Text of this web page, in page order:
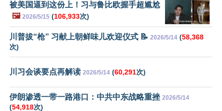
被美国逼到这份上！习与鲁比欧握手超尴尬
🖼️ 2026/5/15 (106,933次)
川普拔“枪” 习献上朝鲜味儿欢迎仪式 📝 2026/5/14 (58,368
次)
川习会谈要点再解读 2026/5/14 (60,291次)
伊朗渗透一带一路港口：中共中东战略重挫 2026/5/14
(54,918次)